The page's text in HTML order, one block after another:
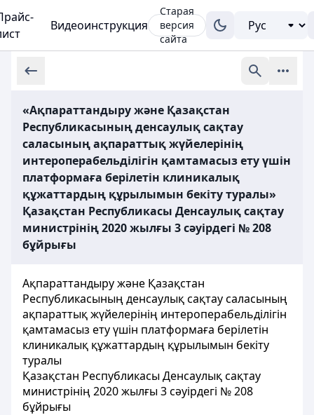
Видеоинструкция
Старая
версия
сайта
«Ақпараттандыру және Қазақстан
Республикасының денсаулық сақтау
саласының ақпараттық жүйелерінің
интероперабельділігін қамтамасыз ету үшін
платформаға берілетін клиникалық
құжаттардың құрылымын бекіту туралы»
Қазақстан Республикасы Денсаулық сақтау
министрінің 2020 жылғы 3 сәуірдегі № 208
бұйрығы
Ақпараттандыру және Қазақстан
Республикасының денсаулық сақтау саласының
ақпараттық жүйелерінің интероперабельділігін
қамтамасыз ету үшін платформаға берілетін
клиникалық құжаттардың құрылымын бекіту
туралы
Қазақстан Республикасы Денсаулық сақтау
министрінің 2020 жылғы 3 сәуірдегі № 208
бұйрығы